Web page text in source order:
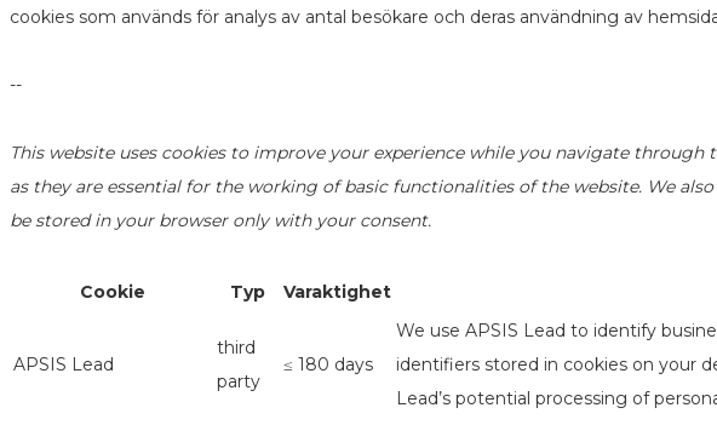
cookies som används för analys av antal besökare och deras användning av
--
This website uses cookies to improve your experience while you navigate
as they are essential for the working of basic functionalities of the website. We
be stored in your browser only with your consent.
Cookie Typ Varaktighet
APSIS Lead
third
party
≤ 180 days
We use APSIS Lead to identify
identifiers stored in cookies on your
Lead’s potential processing of